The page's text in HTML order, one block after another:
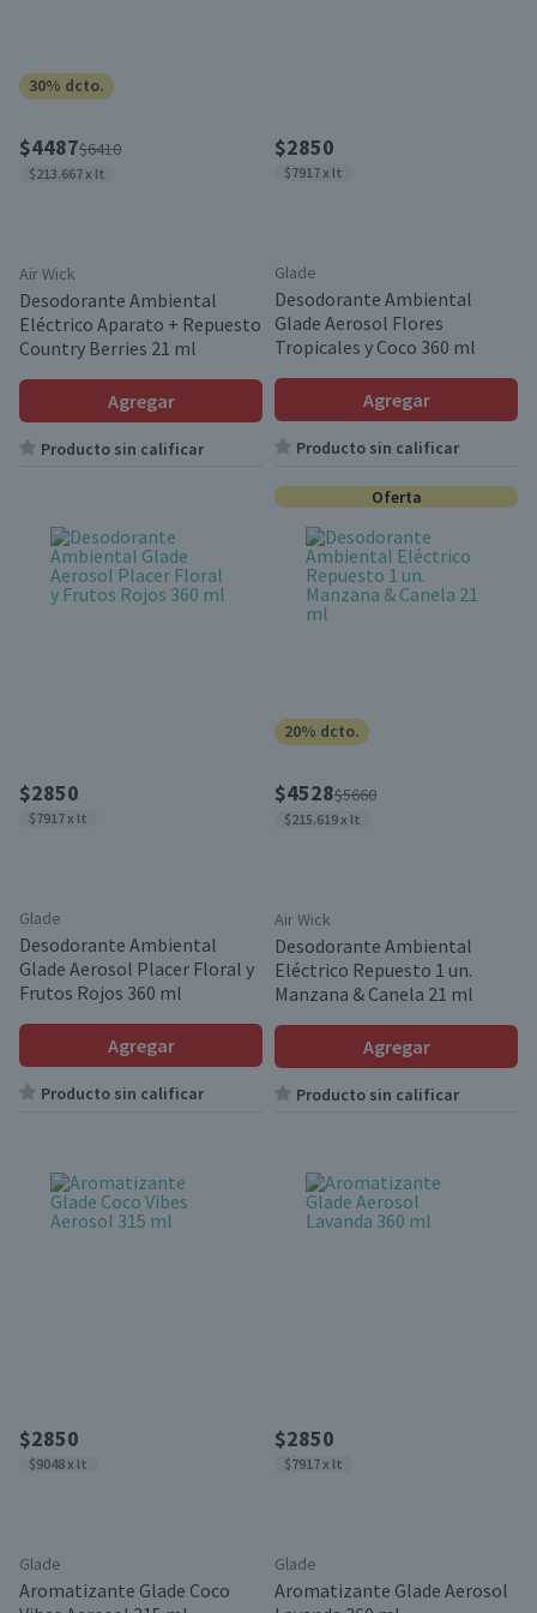
30% dcto.
$4487$6410
$213.667 x lt
Air Wick
Desodorante Ambiental
Eléctrico Aparato + Repuesto
Country Berries 21 ml
Agregar
Producto sin calificar
$2850
$7917 x lt
Glade
Desodorante Ambiental
Glade Aerosol Flores
Tropicales y Coco 360 ml
Agregar
Producto sin calificar
$2850
$7917 x lt
Glade
Desodorante Ambiental
Glade Aerosol Placer Floral y
Frutos Rojos 360 ml
Agregar
Producto sin calificar
Oferta
20% dcto.
$4528$5660
$215.619 x lt
Air Wick
Desodorante Ambiental
Eléctrico Repuesto 1 un.
Manzana & Canela 21 ml
Agregar
Producto sin calificar
$2850
$9048 x lt
Glade
Aromatizante Glade Coco
$2850
$7917 x lt
Glade
Aromatizante Glade Aerosol